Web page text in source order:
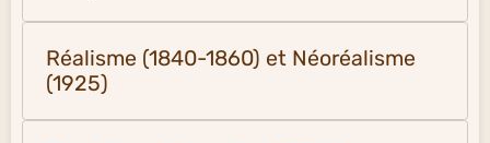
Réalisme (1840-1860) et Néoréalisme
(1925)